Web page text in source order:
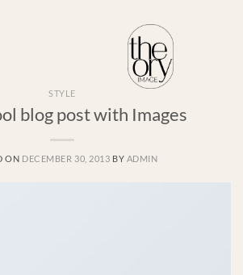
STYLE
blog post with Images
ON DECEMBER 30, 2013 BY ADMIN